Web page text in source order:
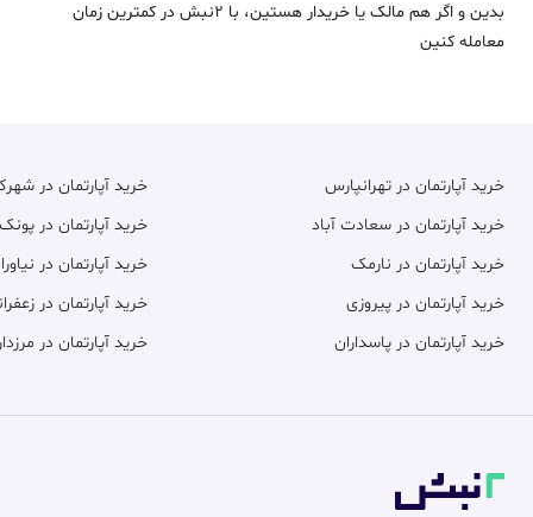
بدین و اگر هم مالک یا خریدار هستین، با 2نبش در کمترین زمان
معامله‌ کنین
خرید آپارتمان در تهرانپارس
خرید آپارتمان در سعادت آباد
خرید آپارتمان در نارمک
خرید آپارتمان در پیروزی
خرید آپارتمان در پاسداران
خرید آپارتمان در
خرید آپارتمان در
خرید آپارتمان در
خرید آپارتمان در
خرید آپارتمان در